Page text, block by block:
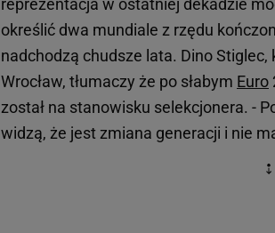
reprezentacja w ostatniej dekadzie
określić dwa mundiale z rzędu
nadchodzą chudsze lata. Dino
Wrocław, tłumaczy że po słabym Euro
został na stanowisku selekcjonera. -
widzą, że jest zmiana generacji i nie